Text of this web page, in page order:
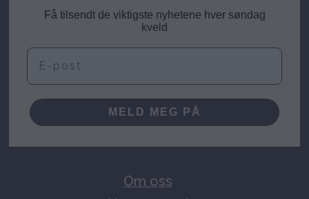
Få tilsendt de viktigste nyhetene hver søndag
kveld
E-post
MELD MEG PÅ
Om oss